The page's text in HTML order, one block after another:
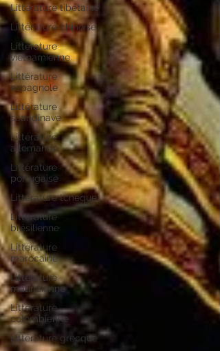
Littérature tibétaine
Littérature chinoise
Littérature
vietnamienne
Littérature
espagnole
Littérature
scandinave
Littérature
allemande
Littérature
portugaise
Littérature tchèque
Littérature
brésilienne
Littérature
marocaine
Littérature
mauricienne
Littérature
colombienne
Littérature grecque